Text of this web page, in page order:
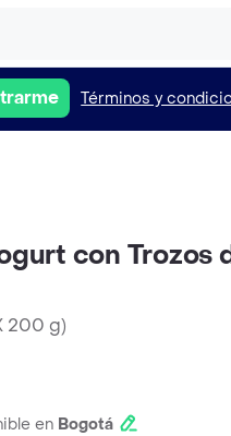
Términos y
con Trozos
200 g)
en Bogotá